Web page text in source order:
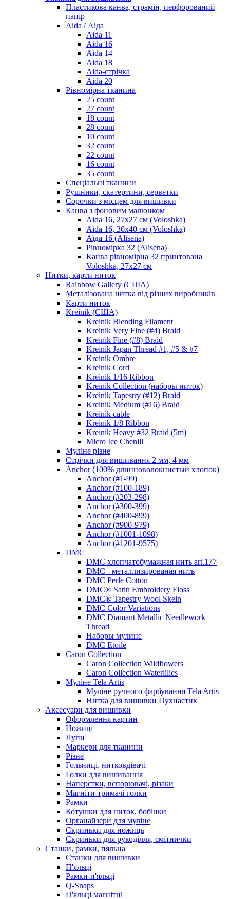
Пластикова канва, страмін, перфорований
папір
Aida / Аіда
Aida 11
Aida 16
Aida 14
Aida 18
Aida-стрічка
Aida 20
Рівномірна тканина
25 count
27 count
18 count
28 count
10 count
32 count
22 count
16 count
35 count
Спеціальні тканини
Рушники, скатертини, серветки
Сорочки з місцем для вишивки
Канва з фоновим малюнком
Aida 16, 27х27 см (Voloshka)
Aida 16, 30х40 см (Voloshka)
Аїда 16 (Alisena)
Рівномірка 32 (Alisena)
Канва рівномірна 32 принтована
Voloshka, 27х27 см
Нитки, карти ниток
Rainbow Gallery (США)
Металізована нитка від різних виробників
Карти ниток
Kreinik (США)
Kreinik Blending Filament
Kreinik Very Fine (#4) Braid
Kreinik Fine (#8) Braid
Kreinik Japan Thread #1, #5 & #7
Kreinik Ombre
Kreinik Cord
Kreinik 1/16 Ribbon
Kreinik Collection (наборы ниток)
Kreinik Tapestry (#12) Braid
Kreinik Medium (#16) Braid
Kreinik cable
Kreinik 1/8 Ribbon
Kreinik Heavy #32 Braid (5m)
Micro Ice Chenill
Муліне різне
Стрічки для вишивання 2 мм, 4 мм
Anchor (100% длинноволокнистый хлопок)
Anchor (#1-99)
Anchor (#100-189)
Anchor (#203-298)
Anchor (#300-399)
Anchor (#400-899)
Anchor (#900-979)
Anchor (#1001-1098)
Anchor (#1201-9575)
DMC
DMC хлопчатобумажная нить art.177
DMC - металлизированая нить
DMC Perle Cotton
DMC® Satin Embroidery Floss
DMC® Tapestry Wool Skein
DMC Color Variations
DMC Diamant Metallic Needlework
Thread
Наборы мулине
DMC Etoile
Caron Collection
Caron Collection Wildflowers
Caron Collection Waterlilies
Муліне Tela Artis
Муліне ручного фарбування Tela Artis
Нитка для вишивки Пухнастик
Аксесуари для вишивки
Оформлення картин
Ножиці
Лупи
Маркери для тканини
Різне
Гольниці, нитковдівачі
Голки для вишивання
Наперстки, вспорювачі, різаки
Магніти-тримачі голки
Рамки
Котушки для ниток, бобінки
Органайзери для муліне
Скриньки для ножиць
Скриньки для рукоділля, смітнички
Станки, рамки, пяльца
Станки для вишивки
П'яльці
Рамки-п'яльці
Q-Snaps
П'яльці магнітні